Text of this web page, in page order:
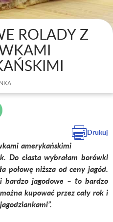
ROLADY Z
Drukuj
amerykańskimi
Do ciasta wybrałam borówki
połowę niższa od ceny jagód.
bardzo jagodowe – to bardzo
kupować przez cały rok i